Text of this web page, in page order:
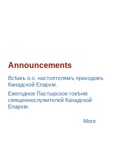
Announcements
Всѣмъ о.о. настоятелямъ приходовъ
Канадской Епархiи.
Ежегодное Пастырское говѣніе
священнослужителей Канадской
Епархіи.
More